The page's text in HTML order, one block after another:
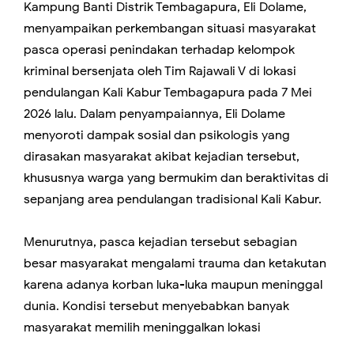
Kampung Banti Distrik Tembagapura, Eli Dolame,
menyampaikan perkembangan situasi masyarakat
pasca operasi penindakan terhadap kelompok
kriminal bersenjata oleh Tim Rajawali V di lokasi
pendulangan Kali Kabur Tembagapura pada 7 Mei
2026 lalu. Dalam penyampaiannya, Eli Dolame
menyoroti dampak sosial dan psikologis yang
dirasakan masyarakat akibat kejadian tersebut,
khususnya warga yang bermukim dan beraktivitas di
sepanjang area pendulangan tradisional Kali Kabur.
Menurutnya, pasca kejadian tersebut sebagian
besar masyarakat mengalami trauma dan ketakutan
karena adanya korban luka-luka maupun meninggal
dunia. Kondisi tersebut menyebabkan banyak
masyarakat memilih meninggalkan lokasi